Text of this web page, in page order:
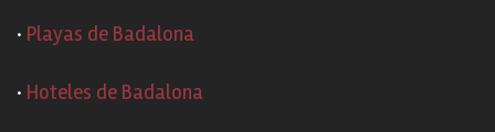
· Playas de Badalona
· Hoteles de Badalona